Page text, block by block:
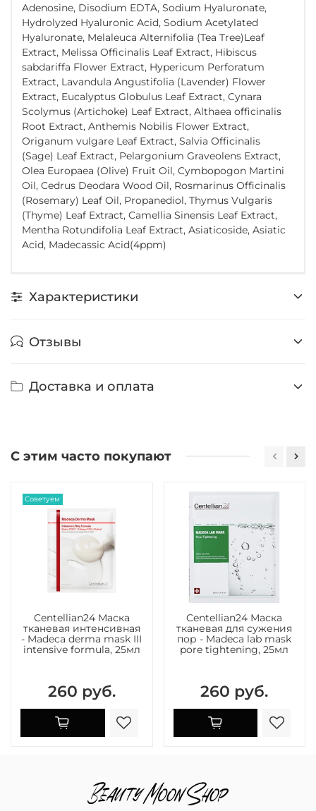
Adenosine, Disodium EDTA, Sodium Hyaluronate,
Hydrolyzed Hyaluronic Acid, Sodium Acetylated
Hyaluronate, Melaleuca Alternifolia (Tea Tree)Leaf
Extract, Melissa Officinalis Leaf Extract, Hibiscus
sabdariffa Flower Extract, Hypericum Perforatum
Extract, Lavandula Angustifolia (Lavender) Flower
Extract, Eucalyptus Globulus Leaf Extract, Cynara
Scolymus (Artichoke) Leaf Extract, Althaea officinalis
Root Extract, Anthemis Nobilis Flower Extract,
Origanum vulgare Leaf Extract, Salvia Officinalis
(Sage) Leaf Extract, Pelargonium Graveolens Extract,
Olea Europaea (Olive) Fruit Oil, Cymbopogon Martini
Oil, Cedrus Deodara Wood Oil, Rosmarinus Officinalis
(Rosemary) Leaf Oil, Propanediol, Thymus Vulgaris
(Thyme) Leaf Extract, Camellia Sinensis Leaf Extract,
Mentha Rotundifolia Leaf Extract, Asiaticoside, Asiatic
Acid, Madecassic Acid(4ppm)
Характеристики
Отзывы
Доставка и оплата
С этим часто покупают
Советуем
Centellian24 Маска
тканевая интенсивная
- Madeca derma mask III
intensive formula, 25мл
260 руб.
Centellian24 Маска
тканевая для сужения
пор - Madeca lab mask
pore tightening, 25мл
260 руб.